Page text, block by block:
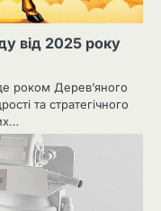
від 2025 року
роком Дерев’яного
та стратегічного